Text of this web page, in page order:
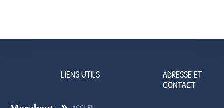
LIENS UTILS
ADRESSE ET
CONTACT